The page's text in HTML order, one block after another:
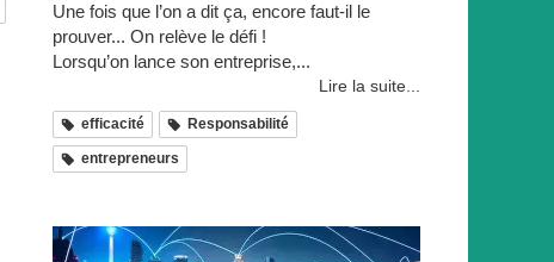
Une fois que l’on a dit ça, encore faut-il le
prouver... On relève le défi !
Lorsqu’on lance son entreprise,...
Lire la suite...
efficacité Responsabilité
entrepreneurs